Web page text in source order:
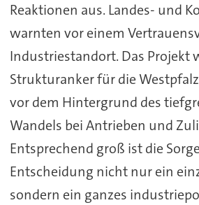
Reaktionen aus. Landes- und
warnten vor einem
Industriestandort. Das Projekt
Strukturanker für die
vor dem Hintergrund des
Wandels bei Antrieben und
Entsprechend groß ist die
Entscheidung nicht nur ein
sondern ein ganzes